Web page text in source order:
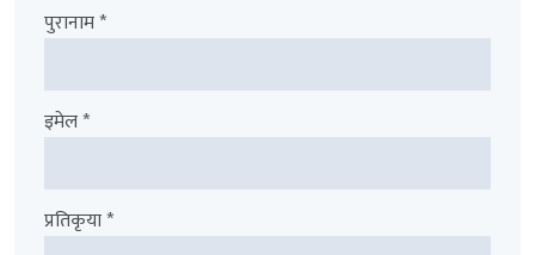
पुरानाम *
इमेल *
प्रतिकृया *